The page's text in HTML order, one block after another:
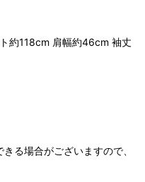
約118cm 肩幅約46cm 袖丈
る場合がございますので、